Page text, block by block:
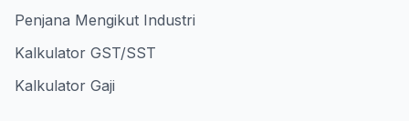
Penjana Mengikut Industri
Kalkulator GST/SST
Kalkulator Gaji